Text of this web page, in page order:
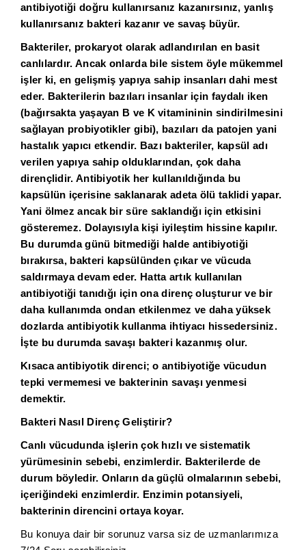
antibiyotiği doğru kullanırsanız kazanırsınız, yanlış
kullanırsanız bakteri kazanır ve savaş büyür.
Bakteriler, prokaryot olarak adlandırılan en basit
canlılardır. Ancak onlarda bile sistem öyle mükemmel
işler ki, en gelişmiş yapıya sahip insanları dahi mest
eder. Bakterilerin bazıları insanlar için faydalı iken
(bağırsakta yaşayan B ve K vitamininin sindirilmesini
sağlayan probiyotikler gibi), bazıları da patojen yani
hastalık yapıcı etkendir. Bazı bakteriler, kapsül adı
verilen yapıya sahip olduklarından, çok daha
dirençlidir. Antibiyotik her kullanıldığında bu
kapsülün içerisine saklanarak adeta ölü taklidi yapar.
Yani ölmez ancak bir süre saklandığı için etkisini
gösteremez. Dolayısıyla kişi iyileştim hissine kapılır.
Bu durumda günü bitmediği halde antibiyotiği
bırakırsa, bakteri kapsülünden çıkar ve vücuda
saldırmaya devam eder. Hatta artık kullanılan
antibiyotiği tanıdığı için ona direnç oluşturur ve bir
daha kullanımda ondan etkilenmez ve daha yüksek
dozlarda antibiyotik kullanma ihtiyacı hissedersiniz.
İşte bu durumda savaşı bakteri kazanmış olur.
Kısaca antibiyotik direnci; o antibiyotiğe vücudun
tepki vermemesi ve bakterinin savaşı yenmesi
demektir.
Bakteri Nasıl Direnç Geliştirir?
Canlı vücudunda işlerin çok hızlı ve sistematik
yürümesinin sebebi, enzimlerdir. Bakterilerde de
durum böyledir. Onların da güçlü olmalarının sebebi,
içeriğindeki enzimlerdir. Enzimin potansiyeli,
bakterinin direncini ortaya koyar.
Bu konuya dair bir sorunuz varsa siz de uzmanlarımıza